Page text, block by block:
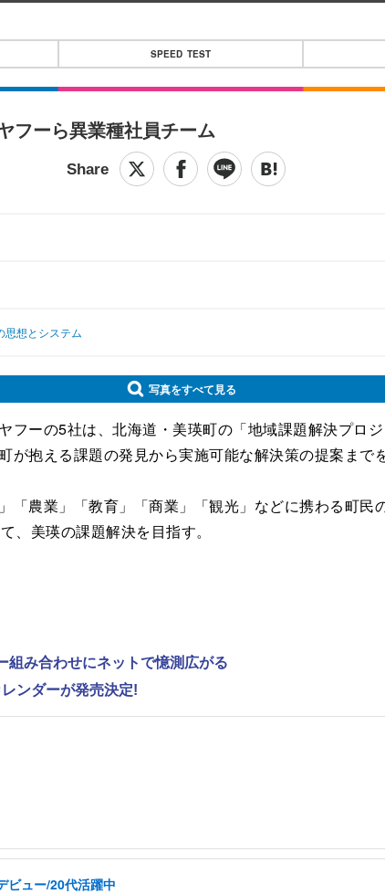
SPEED TEST
フーら異業種社員チーム
思想とシステム
写真をすべて見る
ーの5社は、北海道・美瑛町の「地域課題解決プロ
抱える課題の発見から実施可能な解決策の提案まで
農業」「教育」「商業」「観光」などに携わる町
、美瑛の課題解決を目指す。
組み合わせにネットで憶測広がる
ンダーが発売決定!
ビュー/20代活躍中